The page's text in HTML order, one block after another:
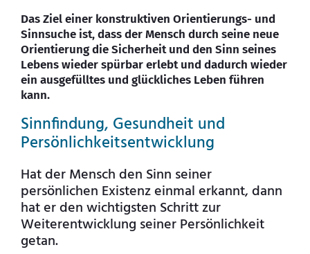
Das Ziel einer konstruktiven Orientierungs- und
Sinnsuche ist, dass der Mensch durch seine neue
Orientierung die Sicherheit und den Sinn seines
Lebens wieder spürbar erlebt und dadurch wieder
ein ausgefülltes und glückliches Leben führen
kann.
Sinnfindung, Gesundheit und
Persönlichkeitsentwicklung
Hat der Mensch den Sinn seiner
persönlichen Existenz einmal erkannt, dann
hat er den wichtigsten Schritt zur
Weiterentwicklung seiner Persönlichkeit
getan.